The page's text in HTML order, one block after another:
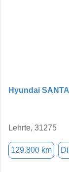
Hyundai
Lehrte, 31275
129.800 km